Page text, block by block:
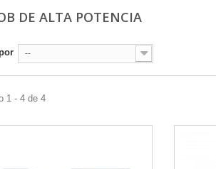
DE ALTA POTENCIA
--
1 - 4 de 4